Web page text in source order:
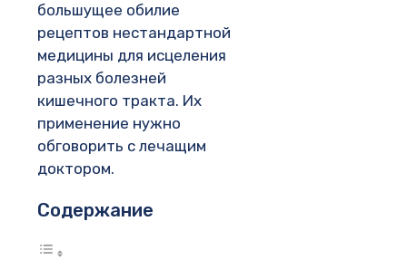
большущее обилие
рецептов нестандартной
медицины для исцеления
разных болезней
кишечного тракта. Их
применение нужно
обговорить с лечащим
доктором.
Содержание